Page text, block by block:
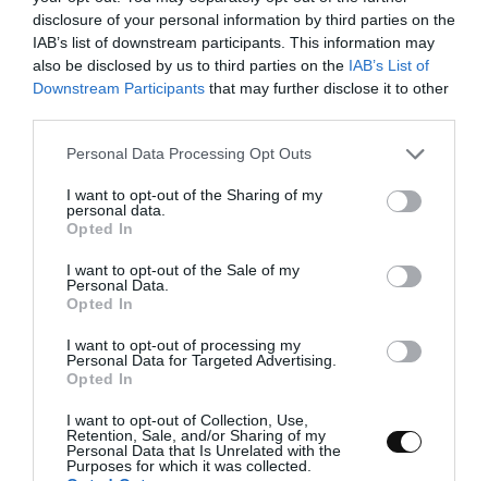
disclosure of your personal information by third parties on the
IAB’s list of downstream participants. This information may
also be disclosed by us to third parties on the IAB’s List of
Downstream Participants that may further disclose it to other
Please note that this website/app uses one or more Google
not limited to your visit or usage behaviour. You may click to
grant or deny consent to Google and its third-party tags to
use your data for below specified purposes in below Google
consent section.
Personal Data Processing Opt Outs
I want to opt-out of the Sharing of my
personal data.
Opted In
I want to opt-out of the Sale of my
Personal Data.
Opted In
I want to opt-out of processing my
Personal Data for Targeted Advertising.
Opted In
I want to opt-out of Collection, Use,
Retention, Sale, and/or Sharing of my
Personal Data that Is Unrelated with the
Purposes for which it was collected.
SEGUNDO DÍA
Horneamos el pan de masa madre.
Precalentamos el horno a230ºC*con calor
arriba y abajo. Colocamos la bandeja, piedra
o chapón de acero en la parte más baja del
horno y un recipiente/bandeja con piedras
volcánicas que colocaremos dentro desde que
encendemos el horno, de este modo ellas
también tomarán temperatura. Podemos
colocarlas bajo la placa que horneamos o bien
justo en un lateral de esta, dejando espacio
minutos antes. En el caso de que uséis piedra
os recomiendo estar cerca de la hora de
Cinco minutos antes de introducir el pan en el
horno calentamos agua (algo más de la mitad